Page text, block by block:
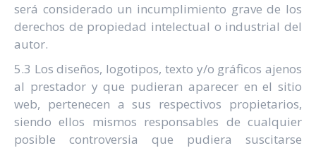
será considerado un incumplimiento grave de los
derechos de propiedad intelectual o industrial del
autor.
5.3 Los diseños, logotipos, texto y/o gráficos ajenos
al prestador y que pudieran aparecer en el sitio
web, pertenecen a sus respectivos propietarios,
siendo ellos mismos responsables de cualquier
posible controversia que pudiera suscitarse